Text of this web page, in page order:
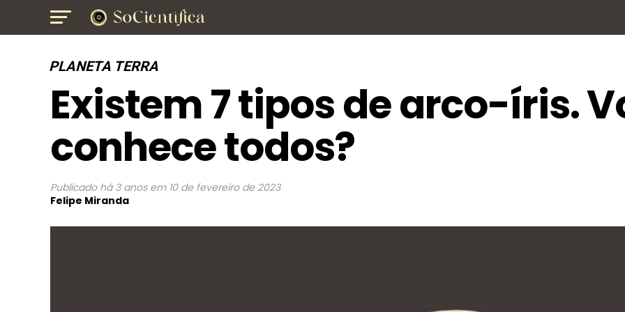
PLANETA TERRA
Existem 7 tipos de arco-íris.
conhece todos?
Publicado há 3 anos em 10 de fevereiro de 2023
Felipe Miranda